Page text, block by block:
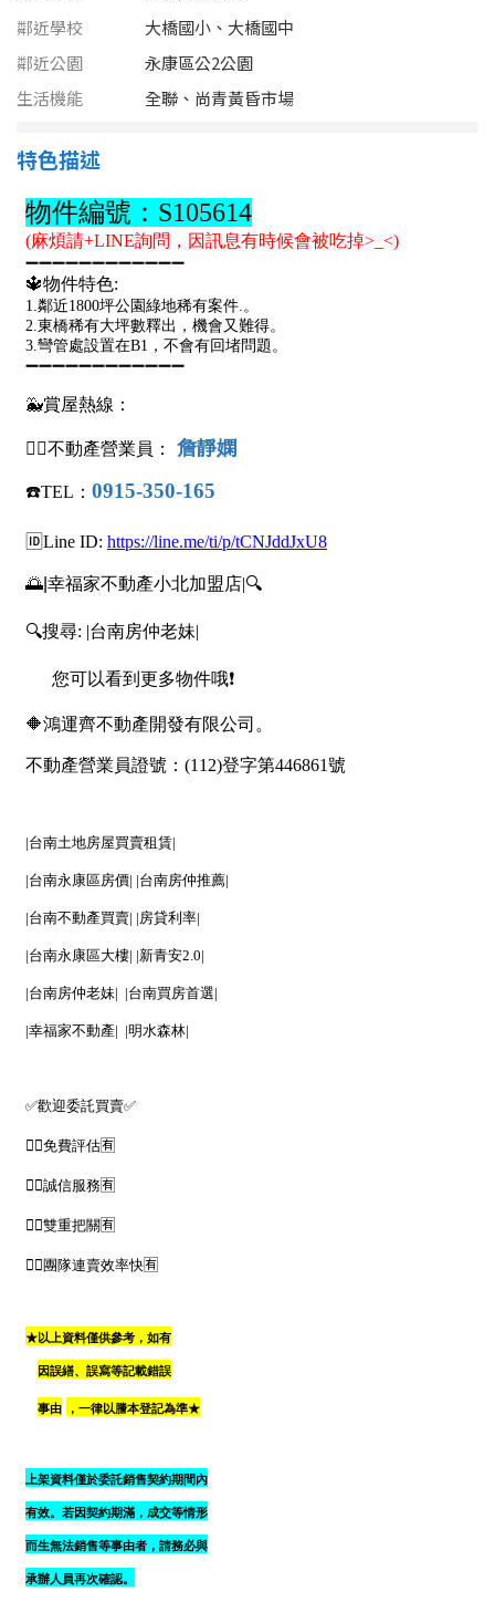
台東縣
花蓮縣
樓層
3樓
5~10樓 11~20樓
21樓以上
格局
不拘
2房 3房
20-30 年
40 年以上
售價
鄰近學校
大橋國小、大橋國中
鄰近公園
永康區公2公園
生活機能
全聯、尚青黃昏市場
特色描述